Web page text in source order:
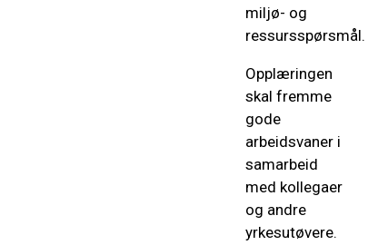
miljø- og
ressursspørsmål.
Opplæringen
skal fremme
gode
arbeidsvaner i
samarbeid
med kollegaer
og andre
yrkesutøvere.